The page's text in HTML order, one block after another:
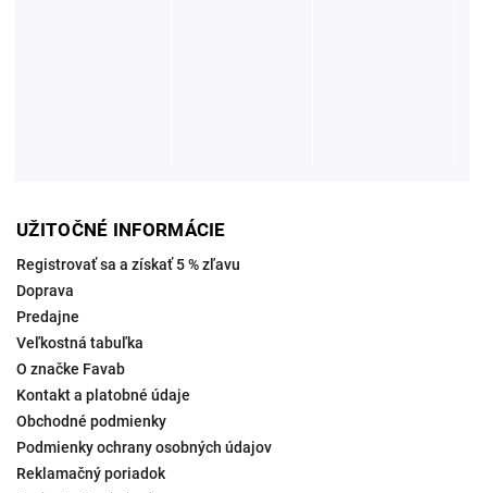
UŽITOČNÉ INFORMÁCIE
Registrovať sa a získať 5 % zľavu
Doprava
Predajne
Veľkostná tabuľka
O značke Favab
Kontakt a platobné údaje
Obchodné podmienky
Podmienky ochrany osobných údajov
Reklamačný poriadok